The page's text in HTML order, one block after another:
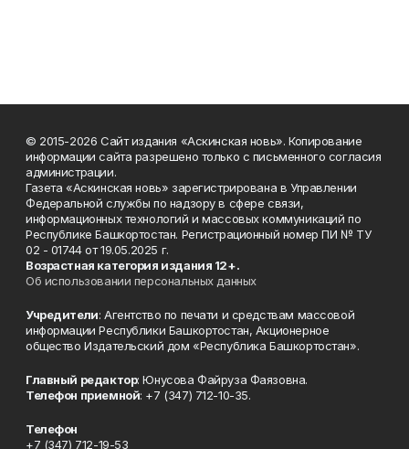
© 2015-2026 Сайт издания «Аскинская новь». Копирование
информации сайта разрешено только с письменного согласия
администрации.
Газета «Аскинская новь» зарегистрирована в Управлении
Федеральной службы по надзору в сфере связи,
информационных технологий и массовых коммуникаций по
Республике Башкортостан. Регистрационный номер ПИ № ТУ
02 - 01744 от 19.05.2025 г.
Возрастная категория издания 12+.
Об использовании персональных данных
Учредители: Агентство по печати и средствам массовой
информации Республики Башкортостан, Акционерное
общество Издательский дом «Республика Башкортостан».
Главный редактор: Юнусова Файруза Фаязовна.
Телефон приемной: +7 (347) 712-10-35.
Телефон
+7 (347) 712-19-53